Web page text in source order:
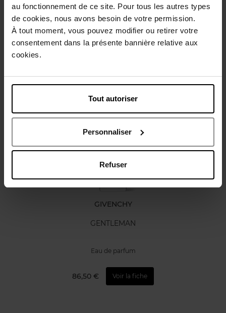
au fonctionnement de ce site. Pour tous les autres types
de cookies, nous avons besoin de votre permission.
À tout moment, vous pouvez modifier ou retirer votre
consentement dans la présente bannière relative aux
cookies.
Tout autoriser
Personnaliser
Refuser
Conseil d'utilisation
Caractéristiques
Avis client Politique relative aux avis des clients
GIVENCHY
GENTLEMAN
Eau de parfum
86,50 € Voir la fiche